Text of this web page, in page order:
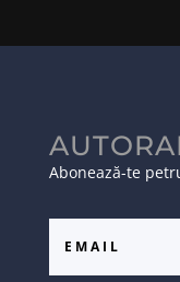
Abonează-te